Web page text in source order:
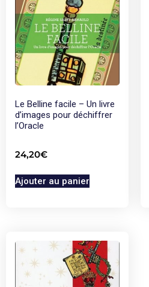
Le Belline facile – Un livre
d’images pour déchiffrer
l’Oracle
24,20€
Ajouter au panier